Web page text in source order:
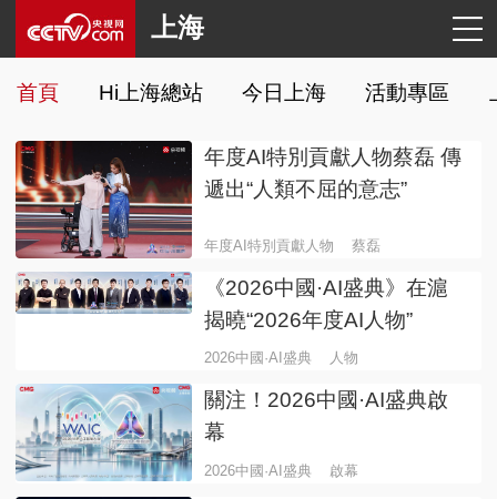
上海
首頁 Hi上海總站 今日上海 活動專區
年度AI特別貢獻人物蔡磊 傳
遞出“人類不屈的意志”
年度AI特別貢獻人物 蔡磊
《2026中國·AI盛典》在滬
揭曉“2026年度AI人物”
2026中國·AI盛典 人物
關注！2026中國·AI盛典啟
幕
2026中國·AI盛典 啟幕